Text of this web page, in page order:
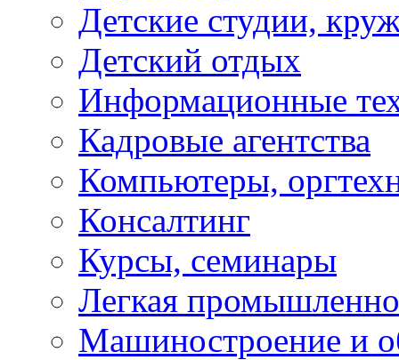
Детские студии,
Детский отдых
Информационные
Кадровые агентства
Компьютеры,
Консалтинг
Курсы, семинары
Легкая
Машиностроение и